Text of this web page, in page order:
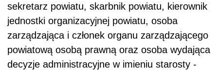
sekretarz powiatu, skarbnik powiatu, kierownik
jednostki organizacyjnej powiatu, osoba
zarządzająca i członek organu zarządzającego
powiatową osobą prawną oraz osoba wydająca
decyzje administracyjne w imieniu starosty -